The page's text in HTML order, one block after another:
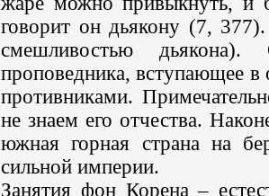
говорит он дьякону (7,
смешливостью
проповедника, вступающее в
противниками.
не знаем его отчества.
южная горная страна на
сильной империи.
Занятия фон Корена –